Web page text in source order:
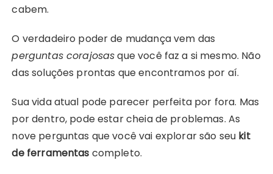
cabem.
O verdadeiro poder de mudança vem das
perguntas corajosasque você faz a si mesmo. Não
das soluções prontas que encontramos por aí.
Sua vida atual pode parecer perfeita por fora. Mas
por dentro, pode estar cheia de problemas. As
nove perguntas que você vai explorar são seu kit
de ferramentas completo.